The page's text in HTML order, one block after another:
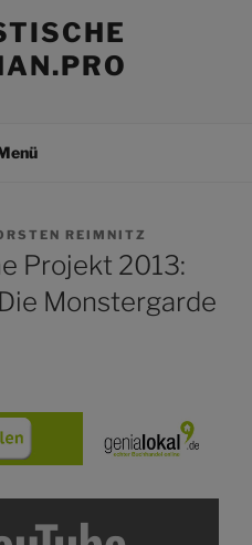
REIMNITZ
Projekt 2013:
Monstergarde